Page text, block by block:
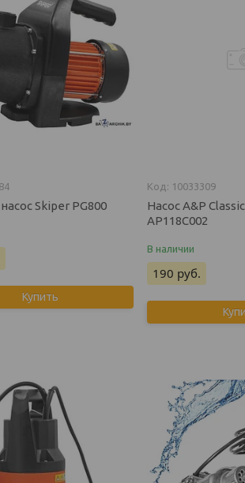
Skiper PG800
Купить
10033309
Насос A&P
AP118C002
В наличии
190 руб.